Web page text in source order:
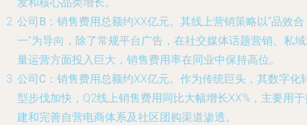
公司B ：销售费用总额约XX亿元。其线上营销策略以“品效合
一”为导向，除了常规平台广告，在社交媒体话题营销、私
量运营方面投入巨大，销售费用率在同业中保持高位。
公司C ：销售费用总额约XX亿元。作为传统巨头，其数字化
型步伐加快，Q2线上销售费用同比大幅增长XX%，主要用
建和完善自营电商体系及社区团购渠道渗透。